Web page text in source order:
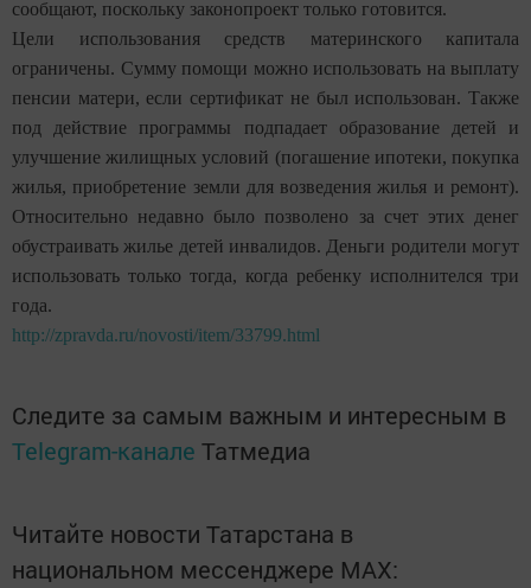
сообщают, поскольку законопроект только готовится.
Цели использования средств материнского капитала
ограничены. Сумму помощи можно использовать на выплату
пенсии матери, если сертификат не был использован. Также
под действие программы подпадает образование детей и
улучшение жилищных условий (погашение ипотеки, покупка
жилья, приобретение земли для возведения жилья и ремонт).
Относительно недавно было позволено за счет этих денег
обустраивать жилье детей инвалидов. Деньги родители могут
использовать только тогда, когда ребенку исполнителся три
года.
http://zpravda.ru/novosti/item/33799.html
Следите за самым важным и интересным в
Telegram-канале Татмедиа
Читайте новости Татарстана в
национальном мессенджере MАХ: